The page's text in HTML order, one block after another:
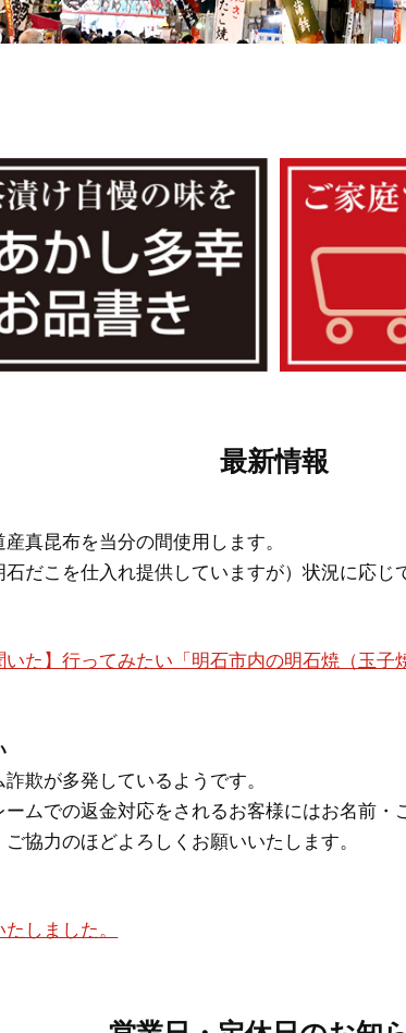
最新情報
真昆布を当分の間使用します。
だこを仕入れ提供していますが）状況に応じ
た】行ってみたい「明石市内の明石焼（玉子
欺が多発しているようです。
ムでの返金対応をされるお客様にはお名前
協力のほどよろしくお願いいたします。
しました。